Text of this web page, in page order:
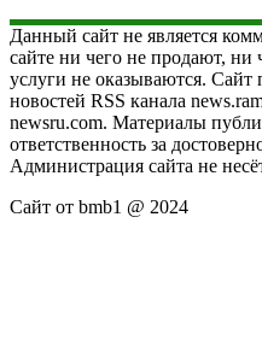
Данный сайт не является
сайте ни чего не продают, ни
услуги не оказываются. Сайт
новостей RSS канала
newsru.com. Материалы
ответственность за
Администрация сайта не
Сайт от bmb1 @ 2024